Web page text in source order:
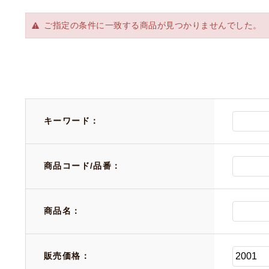
ご指定の条件に一致する商品が見つかりませんでした。
キーワード：
商品コード/品番：
商品名：
販売価格：